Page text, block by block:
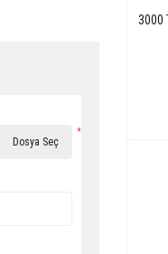
Dosya Seç
*
3000